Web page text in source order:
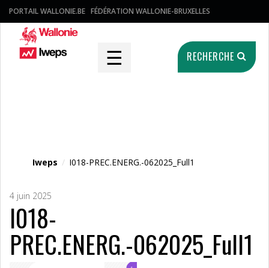
PORTAIL WALLONIE.BE FÉDÉRATION WALLONIE-BRUXELLES
☰ RECHERCHE
Iweps / I018-PREC.ENERG.-062025_Full1
4 juin 2025
I018-
PREC.ENERG.-062025_Full1